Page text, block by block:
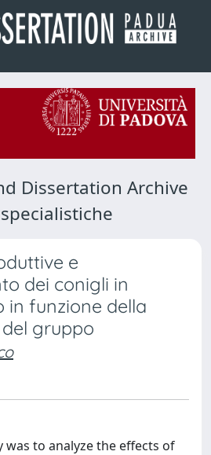
Dissertation Archive
e
dei conigli in
in funzione della
gruppo
was to analyze the effects of